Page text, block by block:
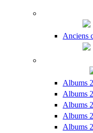
Anciens
Albums
Albums
Albums
Albums
Albums